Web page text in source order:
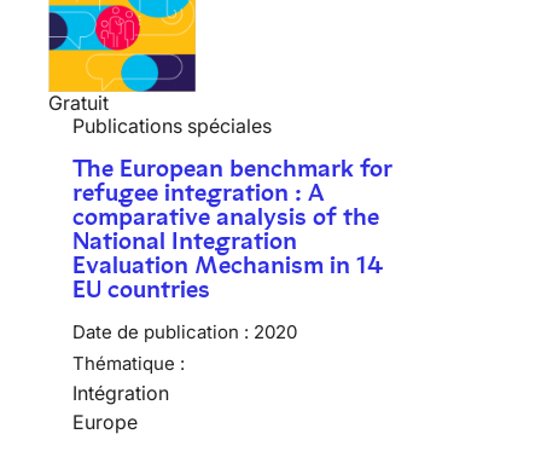
Gratuit
Publications spéciales
The European benchmark for
refugee integration : A
comparative analysis of the
National Integration
Evaluation Mechanism in 14
EU countries
Date de publication : 2020
Thématique :
Intégration
Europe